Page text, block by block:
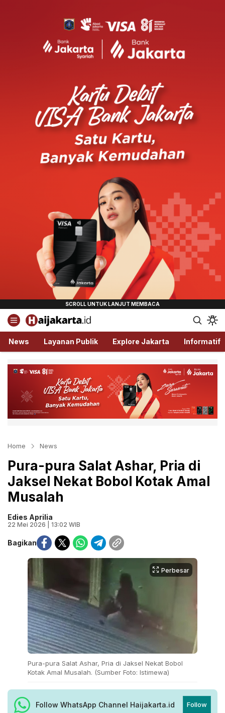
Haijakarta.id
Semua Tentang Jakarta Ada Disini!
News Layanan Publik Explore Jakarta Informatif
Home News
Pura-pura Salat Ashar, Pria di
Jaksel Nekat Bobol Kotak Amal
Musalah
Edies Aprilia
22 Mei 2026 | 13:02 WIB
Bagikan
Perbesar
Pura-pura Salat Ashar, Pria di Jaksel Nekat Bobol
Kotak Amal Musalah. (Sumber Foto: Istimewa)
Follow WhatsApp Channel Haijakarta.id Follow